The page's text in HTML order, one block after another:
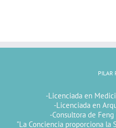
PILAR
-Licenciada en
-Licenciada en
-Consultora de
"La Conciencia proporciona la